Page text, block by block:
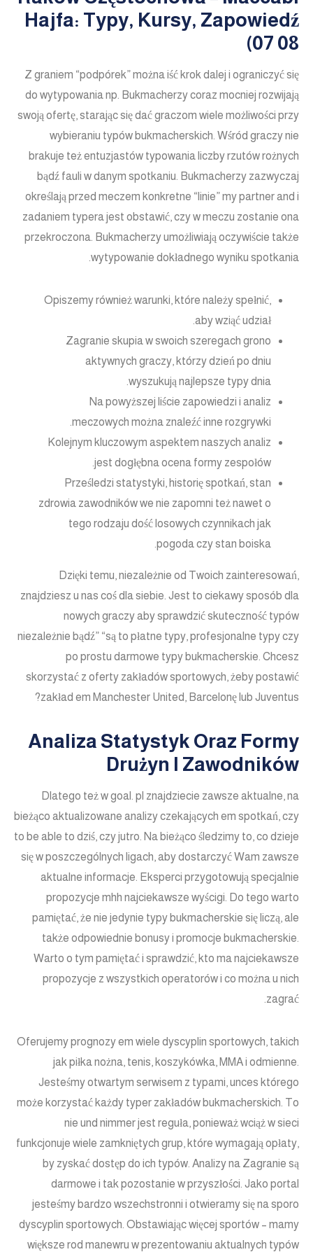
Hajfa: Typy, Kursy, Zapowiedź
(07 08
Z graniem “podpórek” można iść krok dalej i ograniczyć się
do wytypowania np. Bukmacherzy coraz mocniej rozwijają
swoją ofertę, starając się dać graczom wiele możliwości przy
wybieraniu typów bukmacherskich. Wśród graczy nie
brakuje też entuzjastów typowania liczby rzutów rożnych
bądź fauli w danym spotkaniu. Bukmacherzy zazwyczaj
określają przed meczem konkretne “linie” my partner and i
zadaniem typera jest obstawić, czy w meczu zostanie ona
przekroczona. Bukmacherzy umożliwiają oczywiście także
wytypowanie dokładnego wyniku spotkania.
Opiszemy również warunki, które należy spełnić,
aby wziąć udział.
Zagranie skupia w swoich szeregach grono
aktywnych graczy, którzy dzień po dniu
wyszukują najlepsze typy dnia.
Na powyższej liście zapowiedzi i analiz
meczowych można znaleźć inne rozgrywki.
Kolejnym kluczowym aspektem naszych analiz
jest dogłębna ocena formy zespołów.
Prześledzi statystyki, historię spotkań, stan
zdrowia zawodników we nie zapomni też nawet o
tego rodzaju dość losowych czynnikach jak
pogoda czy stan boiska.
Dzięki temu, niezależnie od Twoich zainteresowań,
znajdziesz u nas coś dla siebie. Jest to ciekawy sposób dla
nowych graczy aby sprawdzić skuteczność typów
niezależnie bądź” “są to płatne typy, profesjonalne typy czy
po prostu darmowe typy bukmacherskie. Chcesz
skorzystać z oferty zakładów sportowych, żeby postawić
zakład em Manchester United, Barcelonę lub Juventus?
Analiza Statystyk Oraz Formy
Drużyn I Zawodników
Dlatego też w goal. pl znajdziecie zawsze aktualne, na
bieżąco aktualizowane analizy czekających em spotkań, czy
to be able to dziś, czy jutro. Na bieżąco śledzimy to, co dzieje
się w poszczególnych ligach, aby dostarczyć Wam zawsze
aktualne informacje. Eksperci przygotowują specjalnie
propozycje mhh najciekawsze wyścigi. Do tego warto
pamiętać, że nie jedynie typy bukmacherskie się liczą, ale
także odpowiednie bonusy i promocje bukmacherskie.
Warto o tym pamiętać i sprawdzić, kto ma najciekawsze
propozycje z wszystkich operatorów i co można u nich
zagrać.
Oferujemy prognozy em wiele dyscyplin sportowych, takich
jak piłka nożna, tenis, koszykówka, MMA i odmienne.
Jesteśmy otwartym serwisem z typami, unces którego
może korzystać każdy typer zakładów bukmacherskich. To
nie und nimmer jest reguła, ponieważ wciąż w sieci
funkcjonuje wiele zamkniętych grup, które wymagają opłaty,
by zyskać dostęp do ich typów. Analizy na Zagranie są
darmowe i tak pozostanie w przyszłości. Jako portal
jesteśmy bardzo wszechstronni i otwieramy się na sporo
dyscyplin sportowych. Obstawiając więcej sportów – mamy
większe rod manewru w prezentowaniu aktualnych typów